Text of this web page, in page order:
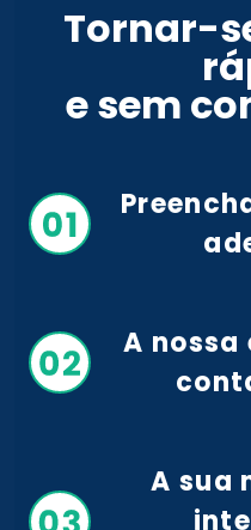
Tornar-
e sem
A
A sua